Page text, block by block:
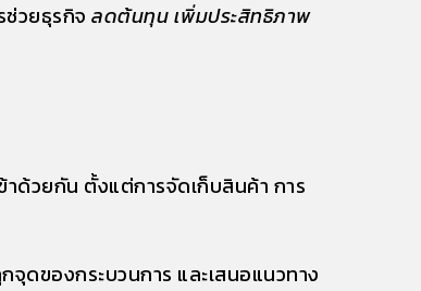
วยธุรกิจ ลดต้นทุน เพิ่มประสิทธิภาพ
ด้วยกัน ตั้งแต่การจัดเก็บสินค้า การ
ดของกระบวนการ และเสนอแนวทาง